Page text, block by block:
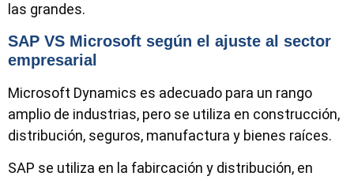
las grandes.
SAP VS Microsoft según el ajuste al sector
empresarial
Microsoft Dynamics es adecuado para un rango
amplio de industrias, pero se utiliza en construcción,
distribución, seguros, manufactura y bienes raíces.
SAP se utiliza en la fabircación y distribución, en